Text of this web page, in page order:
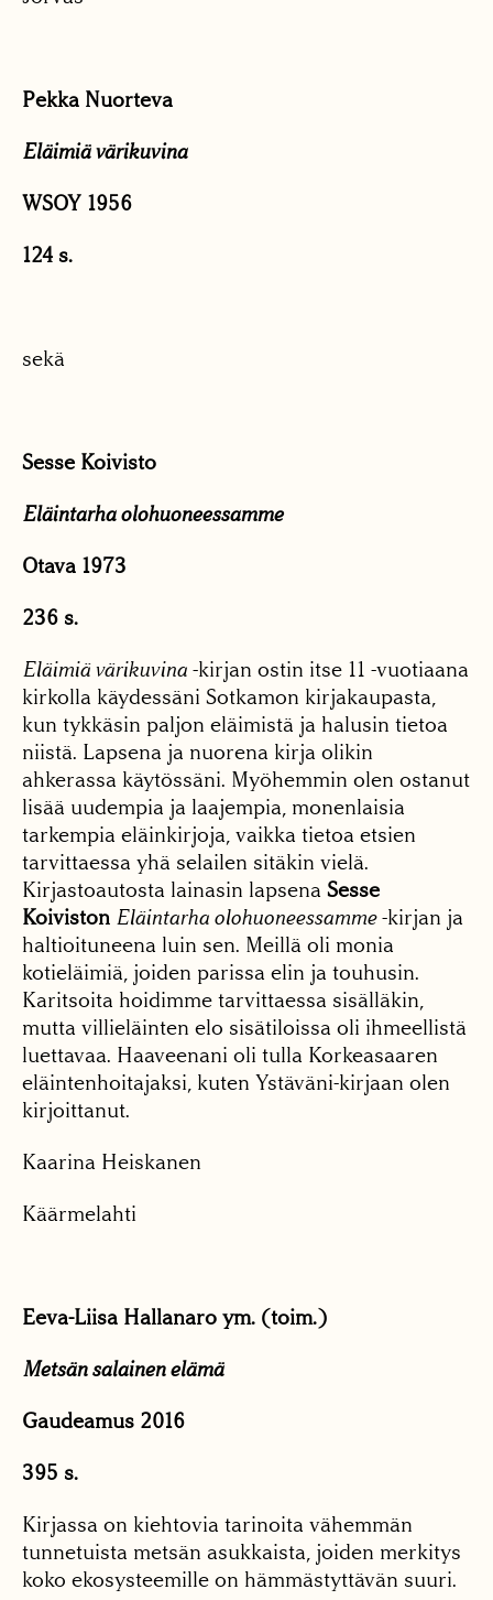
Pekka Nuorteva
Eläimiä värikuvina
WSOY 1956
124 s.
sekä
Sesse Koivisto
Eläintarha olohuoneessamme
Otava 1973
236 s.
Eläimiä värikuvina -kirjan ostin itse 11 -vuotiaana
kirkolla käydessäni Sotkamon kirjakaupasta,
kun tykkäsin paljon eläimistä ja halusin tietoa
niistä. Lapsena ja nuorena kirja olikin
ahkerassa käytössäni. Myöhemmin olen ostanut
lisää uudempia ja laajempia, monenlaisia
tarkempia eläinkirjoja, vaikka tietoa etsien
tarvittaessa yhä selailen sitäkin vielä.
Kirjastoautosta lainasin lapsena Sesse
Koiviston Eläintarha olohuoneessamme-kirjan ja
haltioituneena luin sen. Meillä oli monia
kotieläimiä, joiden parissa elin ja touhusin.
Karitsoita hoidimme tarvittaessa sisälläkin,
mutta villieläinten elo sisätiloissa oli ihmeellistä
luettavaa. Haaveenani oli tulla Korkeasaaren
eläintenhoitajaksi, kuten Ystäväni-kirjaan olen
kirjoittanut.
Kaarina Heiskanen
Käärmelahti
Eeva-Liisa Hallanaro ym. (toim.)
Metsän salainen elämä
Gaudeamus 2016
395 s.
Kirjassa on kiehtovia tarinoita vähemmän
tunnetuista metsän asukkaista, joiden merkitys
koko ekosysteemille on hämmästyttävän suuri.